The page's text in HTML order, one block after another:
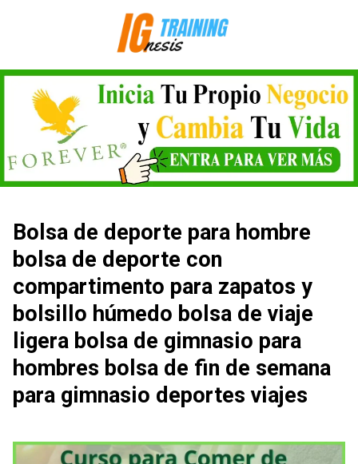
Bolsa de deporte para hombre
bolsa de deporte con
compartimento para zapatos y
bolsillo húmedo bolsa de viaje
ligera bolsa de gimnasio para
hombres bolsa de fin de semana
para gimnasio deportes viajes